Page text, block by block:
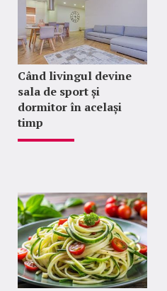
Când livingul devine
sala de sport și
dormitor în același
timp